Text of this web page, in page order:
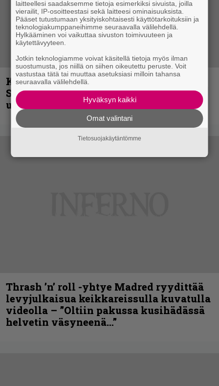
Kunnianosoitus hyiselle Pohjolalle –
Shining hyppäsi keskelle kinoksia
uudella videollaan
Thrash ’n’ roll -yhtye Madred ryydittää
levyjulkaisua keikkareissulla kuvatulla
videolla – ”Oltiin pakussa kusihädässä
helvetin väsyneenä…”
laitteellesi saadaksemme tietoja esimerkiksi sivuista, joilla
vierailit, IP-osoitteestasi sekä laitteesi ominaisuuksista.
Pääset tutustumaan yksityiskohtaisesti käyttötarkoituksiin ja
teknologiakumppaneihimme seuraavalla välilehdellä.
Hylkääminen voi vaikuttaa sivuston toimivuuteen ja
käytettävyyteen.
Jotkin teknologiamme voivat käsitellä tietoja myös ilman
suostumusta, jos niillä on siihen oikeutettu peruste. Voit
vastustaa tätä tai muuttaa asetuksiasi milloin tahansa
seuraavalla välilehdellä.
Hyväksyn kaikki
Omat valintani
Tietosuojakäytäntömme